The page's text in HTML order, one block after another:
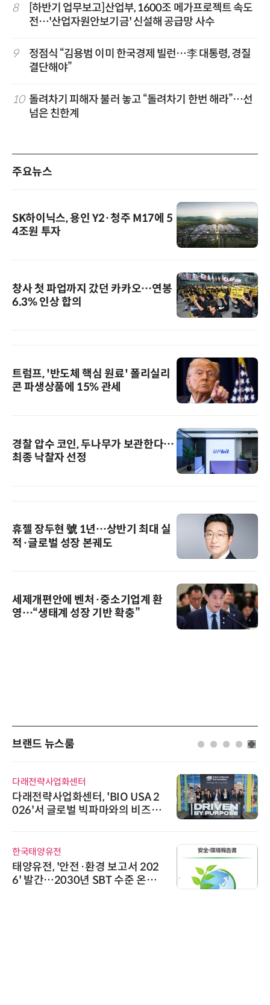
8
[하반기 업무보고]산업부, 1600조 메가프로젝트 속도
전…'산업자원안보기금' 신설해 공급망 사수
9
정점식 “김용범 이미 한국경제 빌런…李 대통령, 경질
결단해야”
10 돌려차기 피해자 불러 놓고 “돌려차기 한번 해라”…선
넘은 친한계
주요뉴스
SK하이닉스, 용인 Y2·청주 M17에 5
4조원 투자
창사 첫 파업까지 갔던 카카오…연봉
6.3% 인상 합의
트럼프, '반도체 핵심 원료' 폴리실리
콘 파생상품에 15% 관세
경찰 압수 코인, 두나무가 보관한다…
최종 낙찰자 선정
휴젤 장두현 號 1년…상반기 최대 실
적·글로벌 성장 본궤도
세제개편안에 벤처·중소기업계 환
영…“생태계 성장 기반 확충”
브랜드 뉴스룸
다래전략사업화센터
다래전략사업화센터, 'BIO USA 2
026'서 글로벌 빅파마와의 비즈니
한국태양유전
태양유전, '안전·환경 보고서 202
6' 발간…2030년 SBT 수준 온실